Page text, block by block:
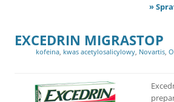
»
EXCEDRIN MIGRASTOP
kofeina kwas acetylosalicylowy Novartis